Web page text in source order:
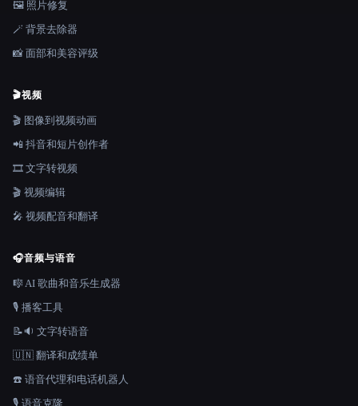
🖼️ 照片修复
🪄 背景去除器
📸 面部和美容评级
🎬视频
🎬 图像到视频动画
📲 抖音和短片创作者
🎞️ 文字转视频
🎬 视频编辑
🎤 视频配音和翻译
🎧音频与语音
🎼 AI 歌曲和音乐生成器
🎙️ 播客工具
📝🔉 文字转语音
🇺🇳 翻译和成绩单
☎️ 语音代理和电话机器人
🎙️ 语音克隆